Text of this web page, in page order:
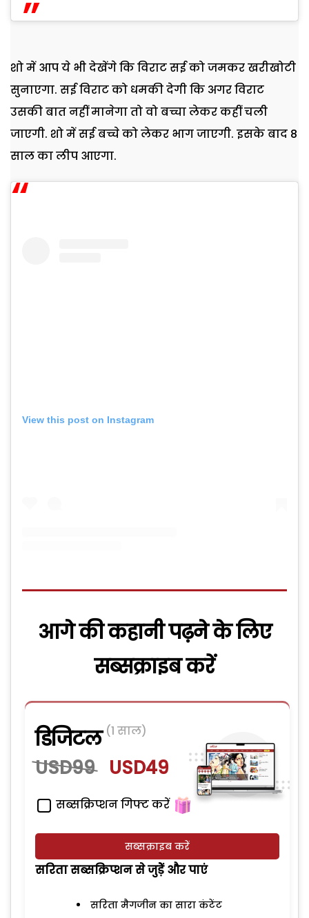
शो में आप ये भी देखेंगे कि विराट सई को जमकर खरीखोटी
सुनाएगा. सई विराट को धमकी देगी कि अगर विराट
उसकी बात नहीं मानेगा तो वो बच्चा लेकर कहीं चली
जाएगी. शो में सई बच्चे को लेकर भाग जाएगी. इसके बाद 8
साल का लीप आएगा.
View this post on Instagram
आगे की कहानी पढ़ने के लिए
सब्सक्राइब करें
डिजिटल (1 साल)
USD99 USD49
सब्सक्रिप्शन गिफ्ट करें
सब्सक्राइब करें
सरिता सब्सक्रिप्शन से जुड़ेें और पाएं
सरिता मैगजीन का सारा कंटेंट